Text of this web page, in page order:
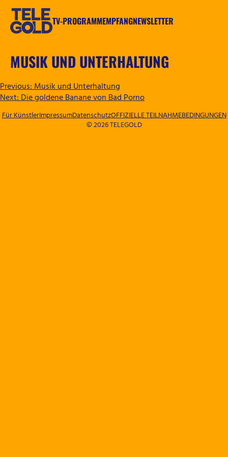
Zum
springen
TV-PROGRAMMEMPFANGNEWSLETTER
MUSIK UND UNTERHALTUNG
BEITRAGSNAVIGATION
Previous:Musik und Unterhaltung
Next:Die goldene Banane von Bad Porno
© 2026 TELEGOLD
Für KünstlerImpressumDatenschutzOFFIZIELLE TEILNAHMEBEDINGUNGEN